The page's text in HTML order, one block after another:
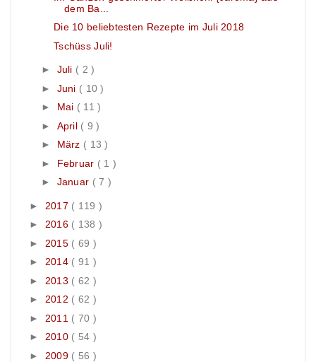
dem Ba...
Die 10 beliebtesten Rezepte im Juli 2018
Tschüss Juli!
► Juli ( 2 )
► Juni ( 10 )
► Mai ( 11 )
► April ( 9 )
► März ( 13 )
► Februar ( 1 )
► Januar ( 7 )
► 2017 ( 119 )
► 2016 ( 138 )
► 2015 ( 69 )
► 2014 ( 91 )
► 2013 ( 62 )
► 2012 ( 62 )
► 2011 ( 70 )
► 2010 ( 54 )
► 2009 ( 56 )